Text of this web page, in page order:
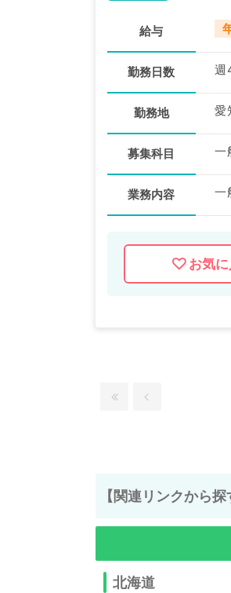
給与
勤務日数 週
勤務地 愛
募集科目
業務内容 一
お気に
【関連リンクから探
北海道